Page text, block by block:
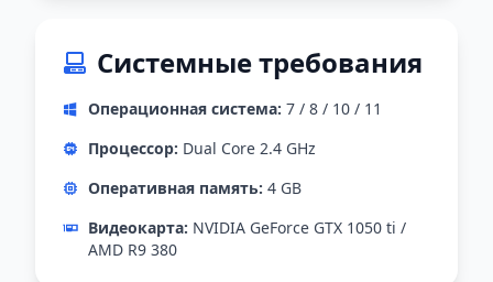
Системные требования
Операционная система: 7 / 8 / 10 / 11
Процессор: Dual Core 2.4 GHz
Оперативная память: 4 GB
Видеокарта: NVIDIA GeForce GTX 1050 ti /
AMD R9 380